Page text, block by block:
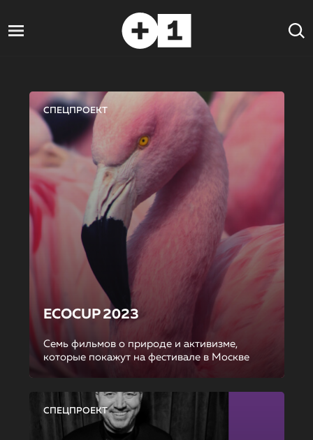
СПЕЦПРОЕКТ
ECOCUP 2023
Семь фильмов о природе и активизме,
которые покажут на фестивале в Москве
СПЕЦПРОЕКТ